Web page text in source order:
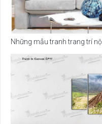
Những mẫu tranh trang trí